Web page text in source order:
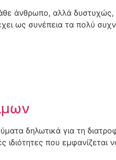
άνθρωπο, αλλά
ως συνέπεια τα πολύ
δηλωτικά για τη
που